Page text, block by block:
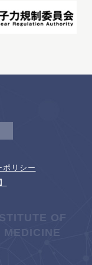
ポリシー
OF
MEDICINE